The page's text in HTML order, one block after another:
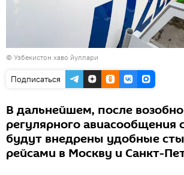
© Узбекистон хаво йуллари
Подписаться
В дальнейшем, после
регулярного авиасообщения
будут внедрены удобные
рейсами в Москву и Санкт-